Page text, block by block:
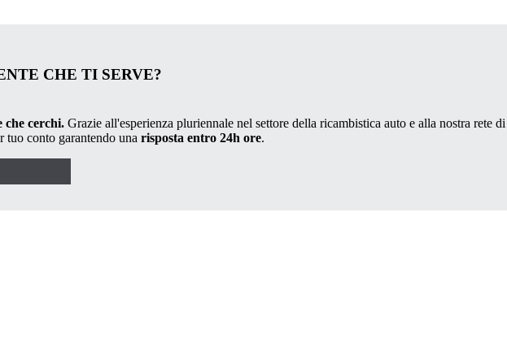
CHE TI SERVE?
che cerchi. Grazie all'esperienza pluriennale nel settore della ricambistica auto e alla nostra rete di
tuo conto garantendo una risposta entro 24h ore.